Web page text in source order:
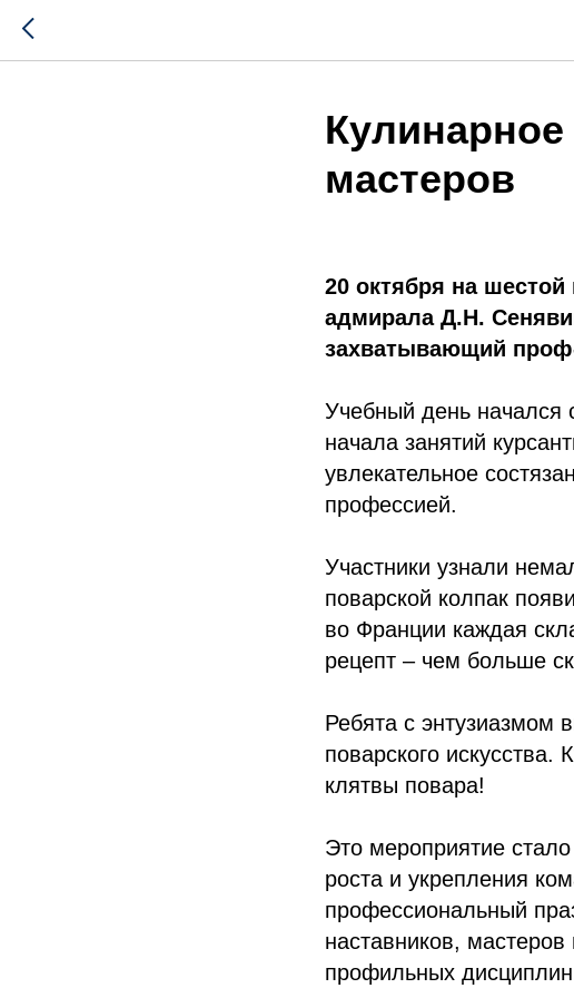
мастеров
20 октября на
адмирала Д.Н.
захватывающий
Учебный день начался
начала занятий
увлекательное
профессией.
Участники узнали
поварской колпак
во Франции каждая
рецепт – чем больше
Ребята с энтузиазмом
поварского
клятвы повара!
Это мероприятие
роста и укрепления
профессиональный
наставников,
профильных